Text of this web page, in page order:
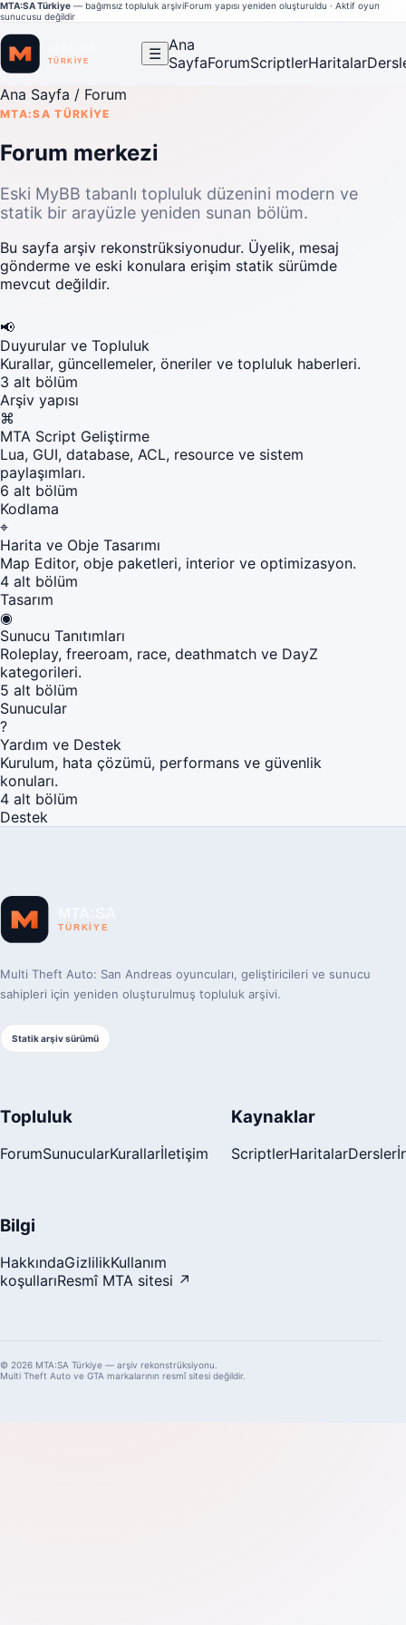
MTA:SA Türkiye — bağımsız topluluk arşiviForum yapısı yeniden oluşturuldu · Aktif oyun
sunucusu değildir
☰ Ana
SayfaForumScriptlerHaritalar
Ana Sayfa / Forum
MTA:SA TÜRKIYE
Forum merkezi
Eski MyBB tabanlı topluluk düzenini modern ve
statik bir arayüzle yeniden sunan bölüm.
Bu sayfa arşiv rekonstrüksiyonudur. Üyelik, mesaj
gönderme ve eski konulara erişim statik sürümde
mevcut değildir.
📢
Duyurular ve Topluluk
Kurallar, güncellemeler, öneriler ve topluluk haberleri.
3 alt bölüm
Arşiv yapısı
⌘
MTA Script Geliştirme
Lua, GUI, database, ACL, resource ve sistem
paylaşımları.
6 alt bölüm
Kodlama
⌖
Harita ve Obje Tasarımı
Map Editor, obje paketleri, interior ve optimizasyon.
4 alt bölüm
Tasarım
◉
Sunucu Tanıtımları
Roleplay, freeroam, race, deathmatch ve DayZ
kategorileri.
5 alt bölüm
Sunucular
?
Yardım ve Destek
Kurulum, hata çözümü, performans ve güvenlik
konuları.
4 alt bölüm
Destek
Multi Theft Auto: San Andreas oyuncuları, geliştiricileri ve sunucu
sahipleri için yeniden oluşturulmuş topluluk arşivi.
Statik arşiv sürümü
Topluluk
ForumSunucularKurallarİletişim
Kaynaklar
ScriptlerHaritalarDersler
Bilgi
HakkındaGizlilikKullanım
koşullarıResmî MTA sitesi ↗
© 2026 MTA:SA Türkiye — arşiv rekonstrüksiyonu.
Multi Theft Auto ve GTA markalarının resmî sitesi değildir.